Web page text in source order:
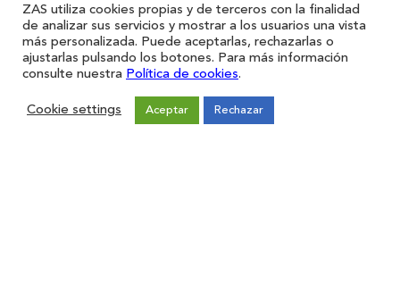
ZAS utiliza cookies propias y de terceros con la finalidad
de analizar sus servicios y mostrar a los usuarios una vista
más personalizada. Puede aceptarlas, rechazarlas o
ajustarlas pulsando los botones. Para más información
consulte nuestra Política de cookies.
Cookie settings Aceptar Rechazar